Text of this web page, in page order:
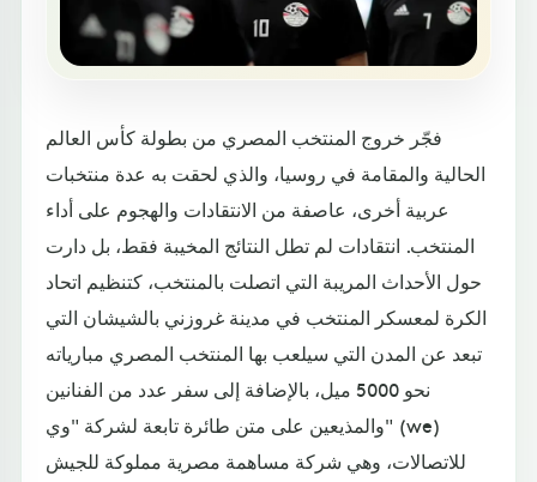
فجّر خروج المنتخب المصري من بطولة كأس العالم
الحالية والمقامة في روسيا، والذي لحقت به عدة منتخبات
عربية أخرى، عاصفة من الانتقادات والهجوم على أداء
المنتخب. انتقادات لم تطل النتائج المخيبة فقط، بل دارت
حول الأحداث المريبة التي اتصلت بالمنتخب، كتنظيم اتحاد
الكرة لمعسكر المنتخب في مدينة غروزني بالشيشان التي
تبعد عن المدن التي سيلعب بها المنتخب المصري مبارياته
نحو 5000 ميل، بالإضافة إلى سفر عدد من الفنانين
والمذيعين على متن طائرة تابعة لشركة "وي" (we)
للاتصالات، وهي شركة مساهمة مصرية مملوكة للجيش